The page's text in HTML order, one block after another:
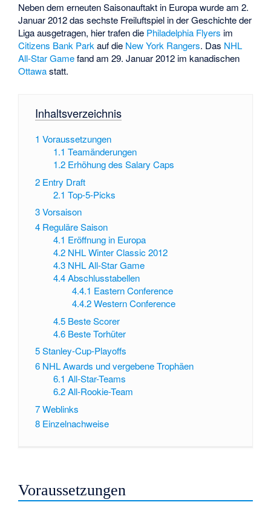
Neben dem erneuten Saisonauftakt in Europa wurde am 2.
Januar 2012 das sechste Freiluftspiel in der Geschichte der
Liga ausgetragen, hier trafen die Philadelphia Flyers im
Citizens Bank Parkauf die New York Rangers. Das NHL
All-Star Gamefand am 29. Januar 2012 im kanadischen
Ottawastatt.
Inhaltsverzeichnis
1 Voraussetzungen
1.1 Teamänderungen
1.2 Erhöhung des Salary Caps
2 Entry Draft
2.1 Top-5-Picks
3Vorsaison
4 Reguläre Saison
4.1 Eröffnung in Europa
4.2 NHL Winter Classic 2012
4.3 NHL All-Star Game
4.4 Abschlusstabellen
4.4.1 Eastern Conference
4.4.2 Western Conference
4.5 Beste Scorer
4.6 Beste Torhüter
5Stanley-Cup-Playoffs
6 NHL Awards und vergebene Trophäen
6.1 All-Star-Teams
6.2 All-Rookie-Team
7Weblinks
8 Einzelnachweise
Voraussetzungen